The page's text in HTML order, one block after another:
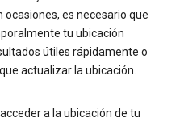
ocasiones, es necesario que
tu ubicación
útiles rápidamente o
actualizar la ubicación.
a la ubicación de tu